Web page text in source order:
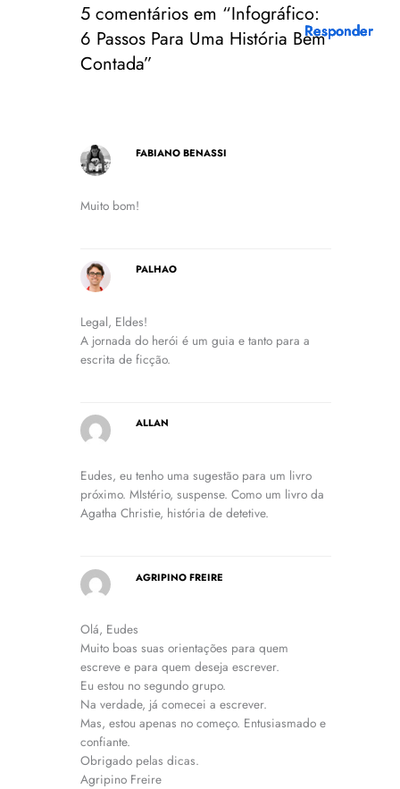
5 comentários em “Infográfico:
6 Passos Para Uma História Bem
Contada”
FABIANO BENASSI
Muito bom!
Responder
PALHAO
Legal, Eldes!
A jornada do herói é um guia e tanto para a
escrita de ficção.
Responder
ALLAN
Eudes, eu tenho uma sugestão para um livro
próximo. MIstério, suspense. Como um livro da
Agatha Christie, história de detetive.
Responder
AGRIPINO FREIRE
Olá, Eudes
Muito boas suas orientações para quem
escreve e para quem deseja escrever.
Eu estou no segundo grupo.
Na verdade, já comecei a escrever.
Mas, estou apenas no começo. Entusiasmado e
confiante.
Obrigado pelas dicas.
Agripino Freire
Responder
Responder